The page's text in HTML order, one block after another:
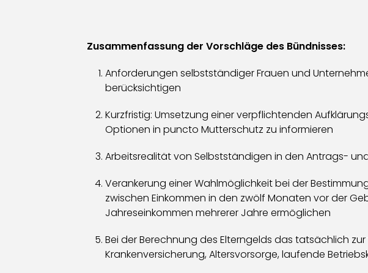
Zusammenfassung der Vorschläge des Bündnisses:
Anforderungen selbstständiger Frauen und
berücksichtigen
Kurzfristig: Umsetzung einer verpflichtenden
Optionen in puncto Mutterschutz zu informieren
Arbeitsrealität von Selbstständigen in den Antrags-
Verankerung einer Wahlmöglichkeit bei der
zwischen Einkommen in den zwölf Monaten vor der
Jahreseinkommen mehrerer Jahre ermöglichen
Bei der Berechnung des Elterngelds das tatsächlich
Krankenversicherung, Altersvorsorge, laufende